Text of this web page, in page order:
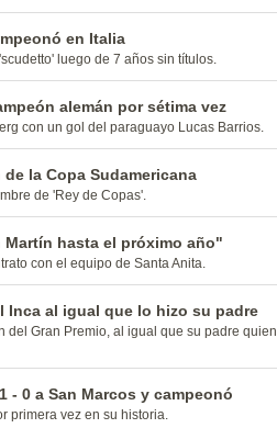
en Italia
luego de 7 años sin títulos.
alemán por sétima vez
con un gol del paraguayo Lucas Barrios.
la Copa Sudamericana
de 'Rey de Copas'.
Martín hasta el próximo año"
con el equipo de Santa Anita.
Inca al igual que lo hizo su padre
Gran Premio, al igual que su padre quien
- 0 a San Marcos y campeonó
primera vez en su historia.